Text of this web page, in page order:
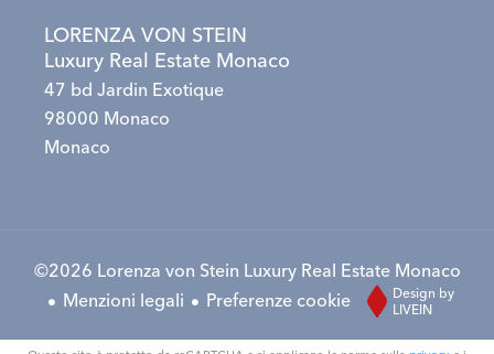
LORENZA VON STEIN
Luxury Real Estate Monaco
47 bd Jardin Exotique
98000 Monaco
Monaco
©2026 Lorenza von Stein Luxury Real Estate Monaco
Menzioni legali
Preferenze cookie
Design by
LIVEIN